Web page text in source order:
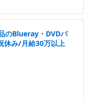
のBlueray・DVDパ
休み/月給30万以上